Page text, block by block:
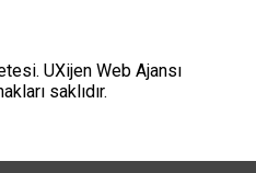
UXijen Web Ajansı
saklıdır.